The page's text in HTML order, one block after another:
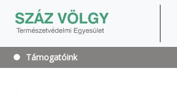
Támogatóink